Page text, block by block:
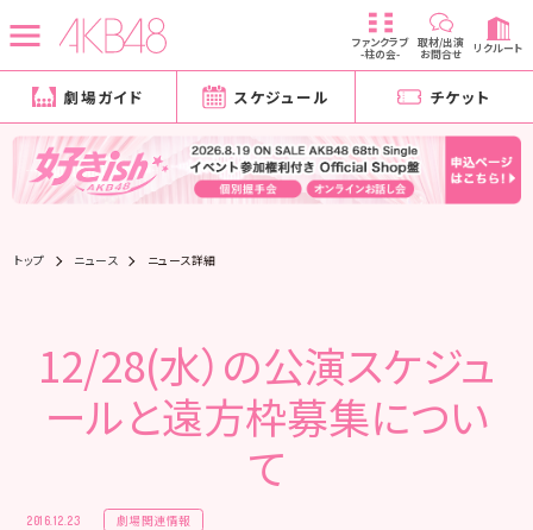
ファンクラブ
-柱の会-
取材/出演
お問合せ リクルート
劇場ガイド スケジュール チケット
トップ ニュース ニュース詳細
12/28(水）の公演スケジュ
ールと遠方枠募集につい
て
2016.12.23 劇場関連情報